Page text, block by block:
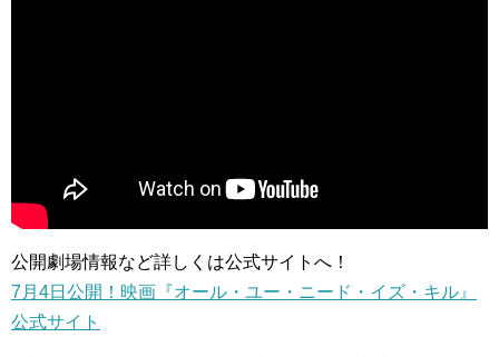
公開劇場情報など詳しくは公式サイトへ！
7月4日公開！映画『オール・ユー・ニード・イズ・キル』
公式サイト